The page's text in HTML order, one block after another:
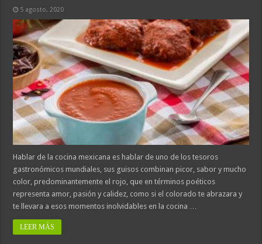
5 agosto, 2020
Hablar de la cocina mexicana es hablar de uno de los tesoros
gastronómicos mundiales, sus guisos combinan picor, sabor y mucho
color, predominantemente el rojo, que en términos poéticos
representa amor, pasión y calidez, como si el colorado te abrazara y
te llevara a esos momentos inolvidables en la cocina …
LEER MÁS